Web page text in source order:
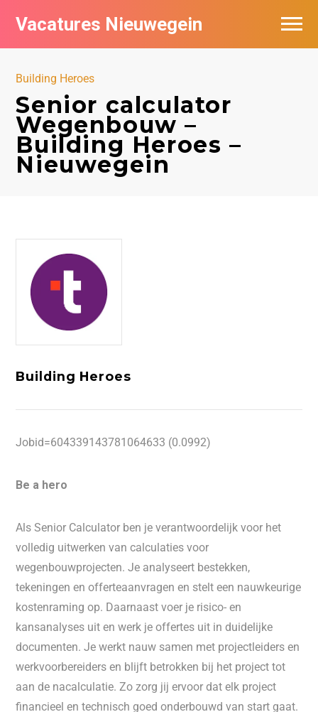
Vacatures Nieuwegein
Building Heroes
Senior calculator
Wegenbouw –
Building Heroes –
Nieuwegein
Building Heroes
Jobid=604339143781064633 (0.0992)
Be a hero
Als Senior Calculator ben je verantwoordelijk voor het
volledig uitwerken van calculaties voor
wegenbouwprojecten. Je analyseert bestekken,
tekeningen en offerteaanvragen en stelt een nauwkeurige
kostenraming op. Daarnaast voer je risico- en
kansanalyses uit en werk je offertes uit in duidelijke
documenten. Je werkt nauw samen met projectleiders en
werkvoorbereiders en blijft betrokken bij het project tot
aan de nacalculatie. Zo zorg jij ervoor dat elk project
financieel en technisch goed onderbouwd van start gaat.
Vacatures per bedrijf in Nieuwegein